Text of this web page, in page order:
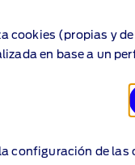
cookies (propias y
en base a un
configuración de